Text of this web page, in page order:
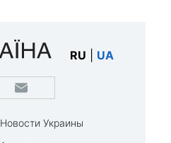
RU UA
Новости Украины